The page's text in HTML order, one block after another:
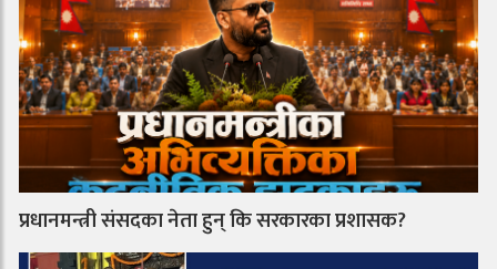
प्रधानमन्त्री संसदका नेता हुन् कि सरकारका प्रशासक?